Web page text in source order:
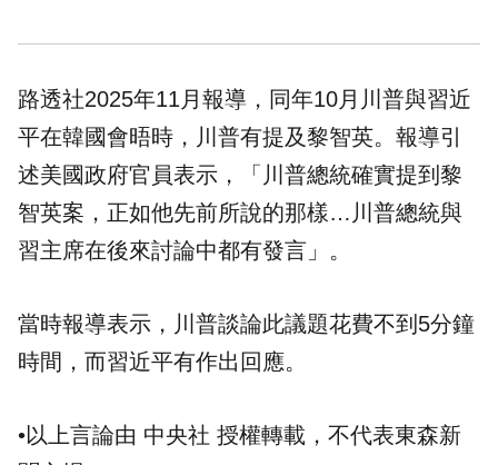
路透社2025年11月報導，同年10月川普與習近
平在韓國會晤時，川普有提及黎智英。報導引
述美國政府官員表示，「川普總統確實提到黎
智英案，正如他先前所說的那樣…川普總統與
習主席在後來討論中都有發言」。
當時報導表示，川普談論此議題花費不到5分鐘
時間，而習近平有作出回應。
•以上言論由 中央社 授權轉載，不代表東森新